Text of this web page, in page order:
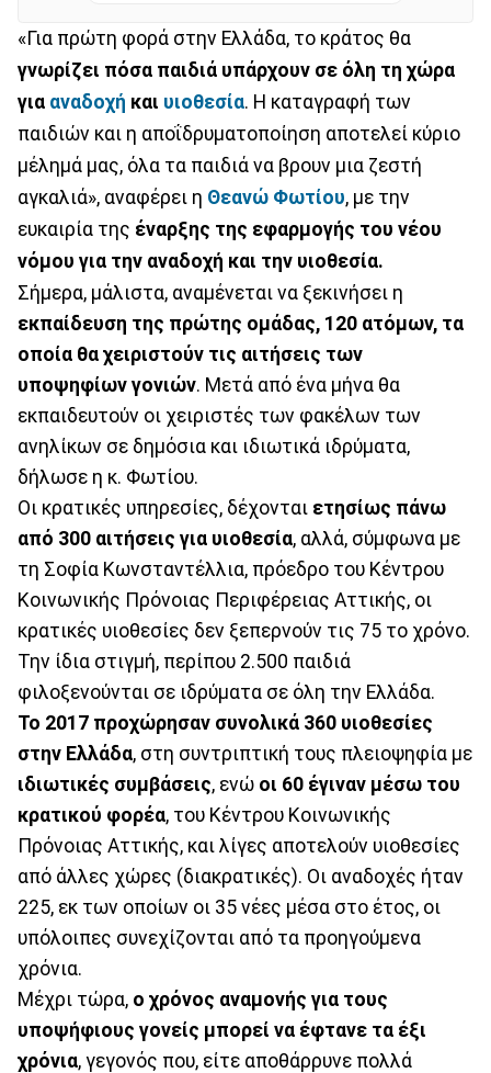
«Για πρώτη φορά στην Ελλάδα, το κράτος θα
γνωρίζει πόσα παιδιά υπάρχουν σε όλη τη χώρα
για αναδοχή και υιοθεσία. Η καταγραφή των
παιδιών και η αποΐδρυματοποίηση αποτελεί κύριο
μέλημά μας, όλα τα παιδιά να βρουν μια ζεστή
αγκαλιά», αναφέρει η Θεανώ Φωτίου, με την
ευκαιρία της έναρξης της εφαρμογής του νέου
νόμου για την αναδοχή και την υιοθεσία.
Σήμερα, μάλιστα, αναμένεται να ξεκινήσει η
εκπαίδευση της πρώτης ομάδας, 120 ατόμων, τα
οποία θα χειριστούν τις αιτήσεις των
υποψηφίων γονιών. Μετά από ένα μήνα θα
εκπαιδευτούν οι χειριστές των φακέλων των
ανηλίκων σε δημόσια και ιδιωτικά ιδρύματα,
δήλωσε η κ. Φωτίου.
Οι κρατικές υπηρεσίες, δέχονται ετησίως πάνω
από 300 αιτήσεις για υιοθεσία, αλλά, σύμφωνα με
τη Σοφία Κωνσταντέλλια, πρόεδρο του Κέντρου
Κοινωνικής Πρόνοιας Περιφέρειας Αττικής, οι
κρατικές υιοθεσίες δεν ξεπερνούν τις 75 το χρόνο.
Την ίδια στιγμή, περίπου 2.500 παιδιά
φιλοξενούνται σε ιδρύματα σε όλη την Ελλάδα.
Το 2017 προχώρησαν συνολικά 360 υιοθεσίες
στην Ελλάδα, στη συντριπτική τους πλειοψηφία με
ιδιωτικές συμβάσεις, ενώ οι 60 έγιναν μέσω του
κρατικού φορέα, του Κέντρου Κοινωνικής
Πρόνοιας Αττικής, και λίγες αποτελούν υιοθεσίες
από άλλες χώρες (διακρατικές). Οι αναδοχές ήταν
225, εκ των οποίων οι 35 νέες μέσα στο έτος, οι
υπόλοιπες συνεχίζονται από τα προηγούμενα
χρόνια.
Μέχρι τώρα, ο χρόνος αναμονής για τους
υποψήφιους γονείς μπορεί να έφτανε τα έξι
χρόνια, γεγονός που, είτε αποθάρρυνε πολλά